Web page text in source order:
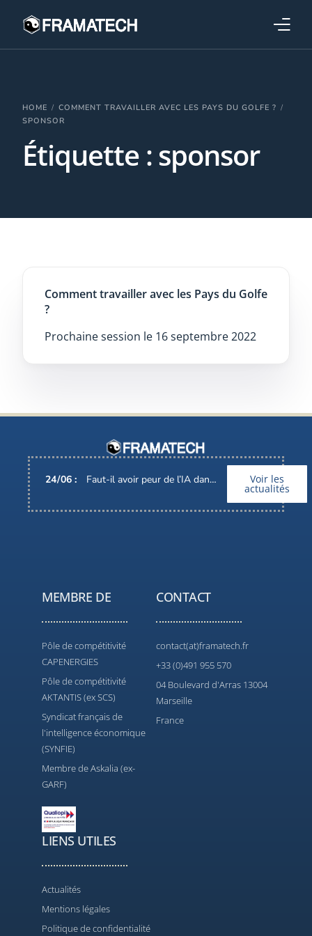
HOME
COMMENT TRAVAILLER AVEC LES PAYS DU GOLFE ?
SPONSOR
Étiquette : sponsor
Comment travailler avec les Pays du Golfe
?
Prochaine session le 16 septembre 2022
24/06 : Faut-il avoir peur de l’IA dans nos métiers ? Voir les
actualités
MEMBRE DE
Pôle de compétitivité
CAPENERGIES
Pôle de compétitivité
AKTANTIS (ex SCS)
Syndicat français de
l'intelligence économique
(SYNFIE)
Membre de Askalia (ex-
GARF)
CONTACT
contact(at)framatech.fr
+33 (0)491 955 570
04 Boulevard d'Arras 13004
Marseille
France
LIENS UTILES
Actualités
Mentions légales
Politique de confidentialité
Formations
Performance électronique